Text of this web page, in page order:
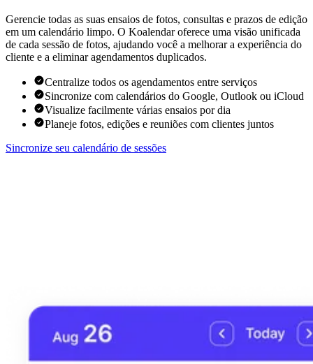
Gerencie todas as suas ensaios de fotos, consultas e prazos de edição
em um calendário limpo. O Koalendar oferece uma visão unificada
de cada sessão de fotos, ajudando você a melhorar a experiência do
cliente e a eliminar agendamentos duplicados.
Centralize todos os agendamentos entre serviços
Sincronize com calendários do Google, Outlook ou iCloud
Visualize facilmente várias ensaios por dia
Planeje fotos, edições e reuniões com clientes juntos
Sincronize seu calendário de sessões